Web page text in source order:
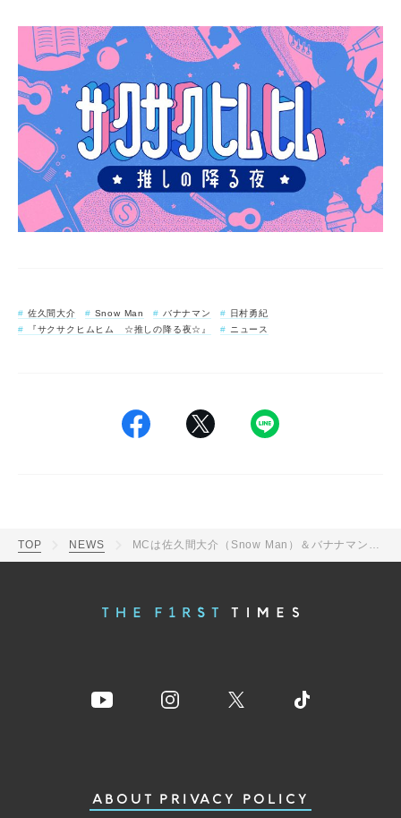
佐久間大介 Snow Man バナナマン
日村勇紀
『サクサクヒムヒム ☆推しの降る夜☆』
ニュース
TOP NEWS MCは佐久間大介（Snow Man）＆バナナマン日村勇紀！『サクサクヒムヒム』第2弾が2週連続放送決定
ABOUT PRIVACY POLICY